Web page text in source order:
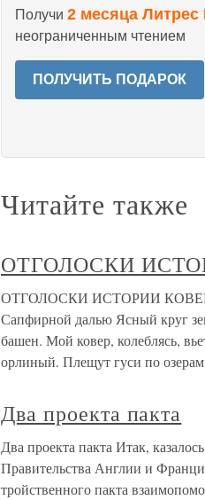
Получи 2 месяца
неограниченным чтением
ПОЛУЧИТЬ ПОДАРОК
Читайте также
ОТГОЛОСКИ
ОТГОЛОСКИ ИСТОРИИ КОВЕР-
Сапфирной далью Ясный круг
башен. Мой ковер, колеблясь,
орлиный. Плещут гуси по
Два проекта пакта
Два проекта пакта Итак,
Правительства Англии и
тройственного пакта